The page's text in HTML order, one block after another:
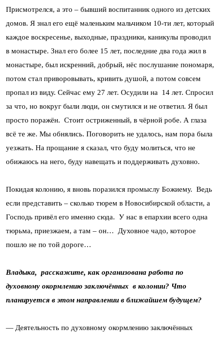
Присмотрелся, а это – бывший воспитанник одного из детских
домов. Я знал его ещё маленьким мальчиком 10-ти лет, который
каждое воскресенье, выходные, праздники, каникулы проводил
в монастыре. Знал его более 15 лет, последние два года жил в
монастыре, был искренний, добрый, нёс послушание пономаря,
потом стал приворовывать, кривить душой, а потом совсем
пропал из виду. Сейчас ему 27 лет. Осудили на 14 лет. Спросил
за что, но вокруг были люди, он смутился и не ответил. Я был
просто поражён. Стоит остриженный, в чёрной робе. А глаза
всё те же. Мы обнялись. Поговорить не удалось, нам пора была
уезжать. На прощание я сказал, что буду молиться, что не
обижаюсь на него, буду навещать и поддерживать духовно.
Покидая колонию, я вновь поразился промыслу Божиему. Ведь
если представить – сколько тюрем в Новосибирской области, а
Господь привёл его именно сюда. У нас в епархии всего одна
тюрьма, приезжаем, а там – он… Духовное чадо, которое
пошло не по той дороге…
Владыка, расскажите, как организована работа по
духовному окормлению заключённых в колонии? Что
планируется в этом направлении в ближайшем будущем?
— Деятельность по духовному окормлению заключённых